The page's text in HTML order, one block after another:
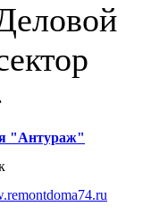
"Антураж"